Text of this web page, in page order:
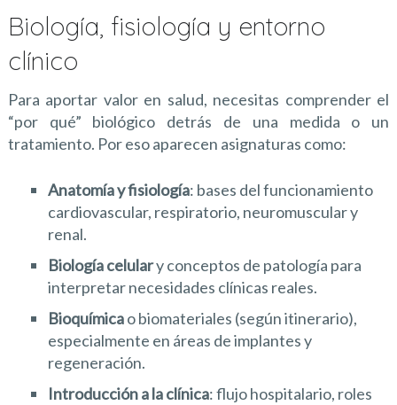
Biología, fisiología y entorno
clínico
Para aportar valor en salud, necesitas comprender el
“por qué” biológico detrás de una medida o un
tratamiento. Por eso aparecen asignaturas como:
Anatomía y fisiología: bases del funcionamiento
cardiovascular, respiratorio, neuromuscular y
renal.
Biología celulary conceptos de patología para
interpretar necesidades clínicas reales.
Bioquímicao biomateriales (según itinerario),
especialmente en áreas de implantes y
regeneración.
Introducción a la clínica: flujo hospitalario, roles